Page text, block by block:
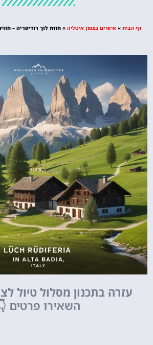
מציאת מלון
דף הבית » איזורים בצפון איטליה » חוות לוך רודיפריה –
עזרה בתכנון מסלול טיול
השאירו פרטים